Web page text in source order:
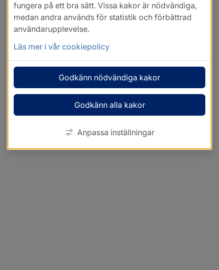
fungera på ett bra sätt. Vissa kakor är nödvändiga,
medan andra används för statistik och förbättrad
användarupplevelse.
Läs mer i vår cookiepolicy
Godkänn nödvändiga kakor
Godkänn alla kakor
Anpassa inställningar